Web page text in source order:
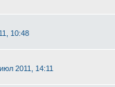
10:48
2011, 14:11